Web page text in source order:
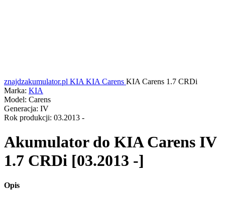
znajdzakumulator.pl KIA KIA Carens KIA Carens 1.7 CRDi
Marka: KIA
Model: Carens
Generacja: IV
Rok produkcji: 03.2013 -
Akumulator do KIA Carens IV
1.7 CRDi [03.2013 -]
Opis